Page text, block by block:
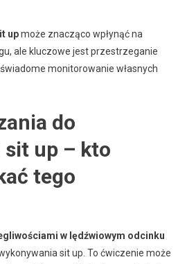
upmoże znacząco wpłynąć na
ale kluczowe jest przestrzeganie
monitorowanie własnych
do
sit up – kto
tego
w lędźwiowym odcinku
sit up. To ćwiczenie może